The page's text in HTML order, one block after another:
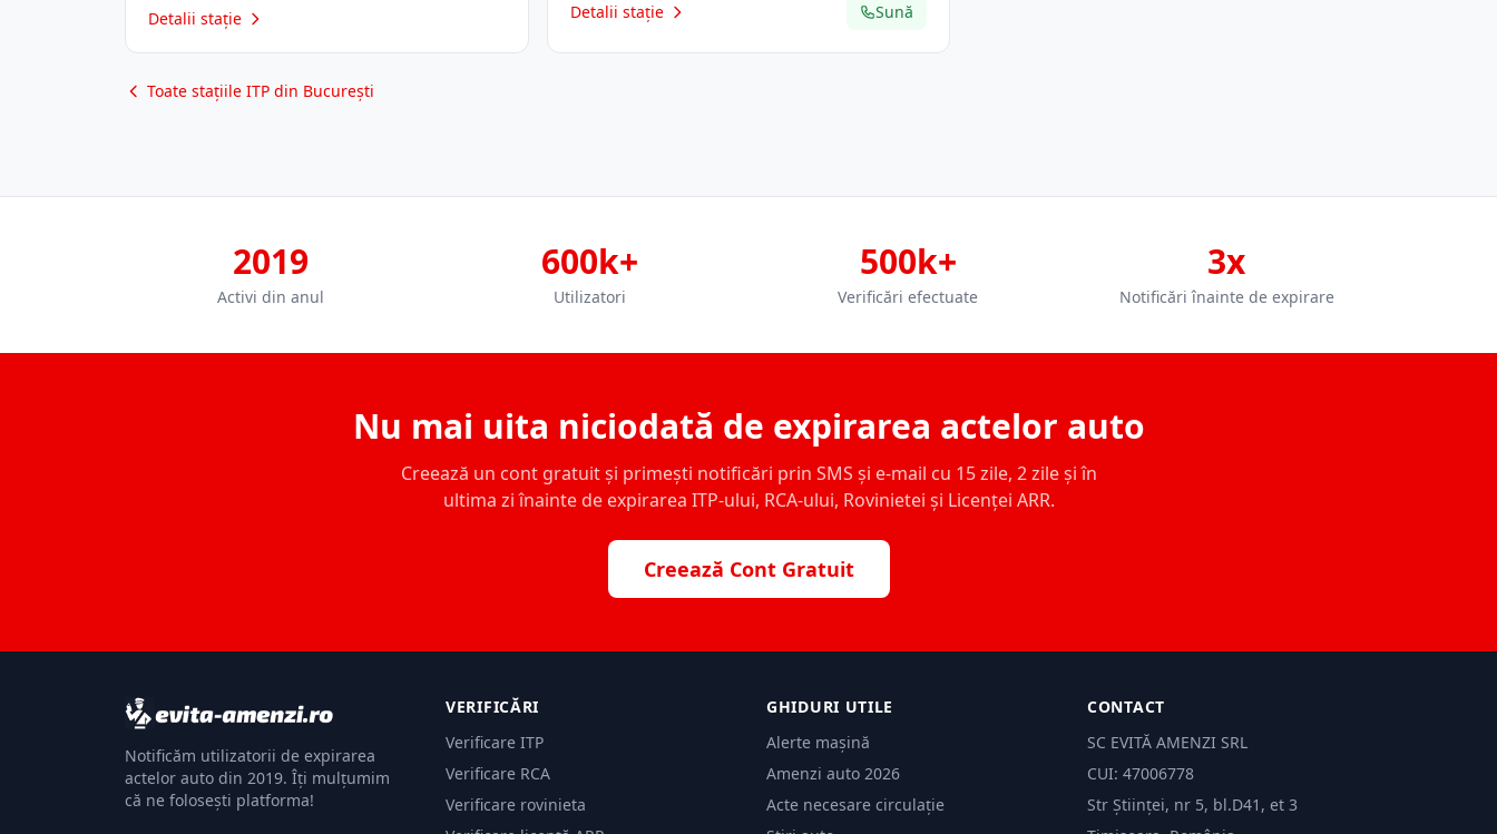
Detalii stație Detalii stație Sună
Toate stațiile ITP din București
2019
Activi din anul
600k+
Utilizatori
500k+
Verificări efectuate
3x
Notificări înainte de expirare
Nu mai uita niciodată de expirarea actelor auto
Creează un cont gratuit și primești notificări prin SMS și e-mail cu 15 zile, 2 zile și în
ultima zi înainte de expirarea ITP-ului, RCA-ului, Rovinietei și Licenței ARR.
Creează Cont Gratuit
Notificăm utilizatorii de expirarea
actelor auto din 2019. Îți mulțumim
că ne folosești platforma!
VERIFICĂRI
Verificare ITP
Verificare RCA
Verificare rovinieta
GHIDURI UTILE
Alerte mașină
Amenzi auto 2026
Acte necesare circulație
CONTACT
SC EVITĂ AMENZI SRL
CUI: 47006778
Str Științei, nr 5, bl.D41, et 3